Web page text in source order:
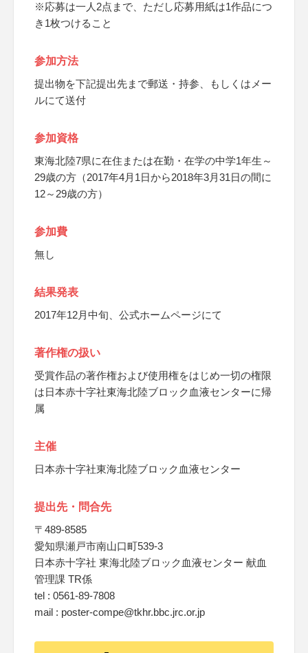
※応募は一人2点まで、ただし応募用紙は1作品につ
き1枚つけること
参加方法
提出物を下記提出先まで郵送・持参、もしくはメー
ルにて送付
参加資格
東海北陸7県に在住または在勤・在学の中学1年生～
29歳の方（2017年4月1日から2018年3月31日の間に
12～29歳の方）
参加費
無し
結果発表
2017年12月中旬、公式ホームページにて
著作権の扱い
受賞作品の著作権および使用権をはじめ一切の権限
は日本赤十字社東海北陸ブロック血液センターに帰
属
主催
日本赤十字社東海北陸ブロック血液センター
提出先・問合先
〒489-8585
愛知県瀬戸市南山口町539-3
日本赤十字社 東海北陸ブロック血液センター 献血
管理課 TR係
tel : 0561-89-7808
mail : poster-compe@tkhr.bbc.jrc.or.jp